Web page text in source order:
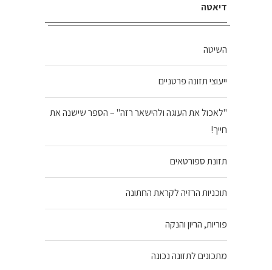
דיאטה
השיטה
ייעוצי תזונה פרטניים
"לאכול את העוגה ולהישאר רזה" – הספר שישנה את
חייך!
תזונת ספורטאים
תוכניות הרזיה לקראת החתונה
פוריות, הריון והנקה
מתכונים לתזונה נכונה